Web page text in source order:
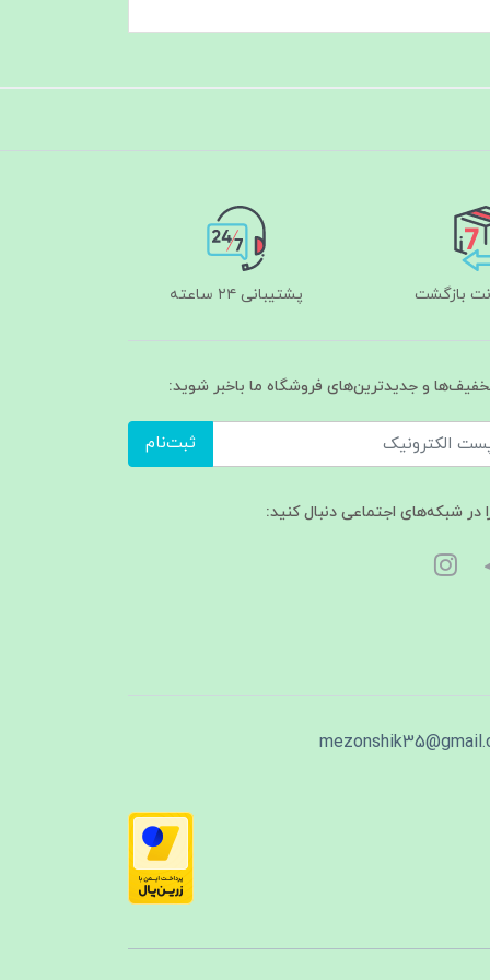
پشتیبانی ۲۴ ساعته
و جدیدترین‌های فروشگاه ما باخبر شوید:
ثبت‌نام
در شبکه‌های اجتماعی دنبال کنید: